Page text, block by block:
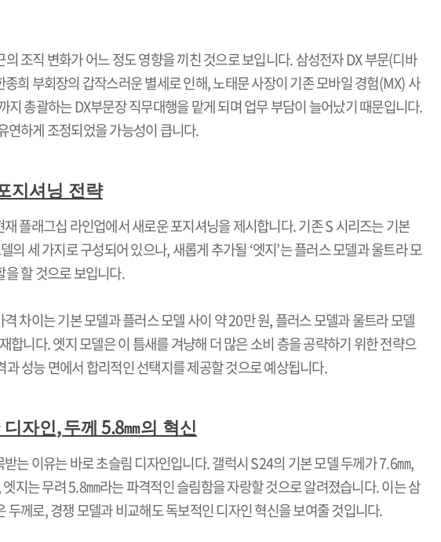
조직 변화가 어느 정도 영향을 끼친 것으로 보입니다.삼성전자DX부문(디바
종희 부회장의 갑작스러운 별세로 인해,노태문 사장이 기존 모바일 경험(MX)사
지 총괄하는DX부문장 직무대행을 맡게 되며 업무 부담이 늘어났기 때문입니다.
연하게 조정되었을 가능성이 큽니다.
지셔닝 전략
재 플래그십 라인업에서 새로운 포지셔닝을 제시합니다.기존S시리즈는 기본
의 세 가지로 구성되어 있으나,새롭게 추가될 ‘엣지’는 플러스 모델과 울트라 모
을 할 것으로 보입니다.
차이는 기본 모델과 플러스 모델 사이 약20만 원,플러스 모델과 울트라 모델
합니다.엣지 모델은 이 틈새를 겨냥해 더 많은 소비 층을 공략하기 위한 전략으
과 성능 면에서 합리적인 선택지를 제공할 것으로 예상됩니다.
자인,두께 5.8㎜의 혁신
는 이유는 바로 초슬림 디자인입니다.갤럭시S24의 기본 모델 두께가7.6㎜,
엣지는 무려5.8㎜라는 파격적인 슬림함을 자랑할 것으로 알려졌습니다.이는 삼
두께로,경쟁 모델과 비교해도 독보적인 디자인 혁신을 보여줄 것입니다.